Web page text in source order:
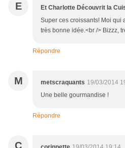
E Et Charlotte Découvrit la
Super ces croissants! Moi qui
très bonne idée.<br /> Bizzz,
Répondre
M metscraquants 19/03/2014
Une belle gourmandise !
Répondre
C